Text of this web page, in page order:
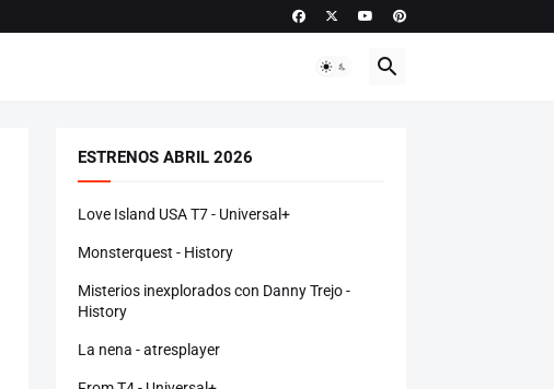
ESTRENOS ABRIL 2026
Love Island USA T7 - Universal+
Monsterquest - History
Misterios inexplorados con Danny Trejo -
History
La nena - atresplayer